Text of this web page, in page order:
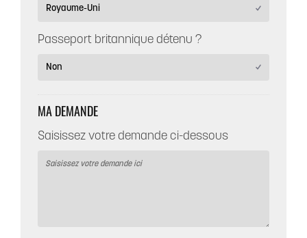
Passeport britannique détenu ?
MA DEMANDE
Saisissez votre demande ci-dessous